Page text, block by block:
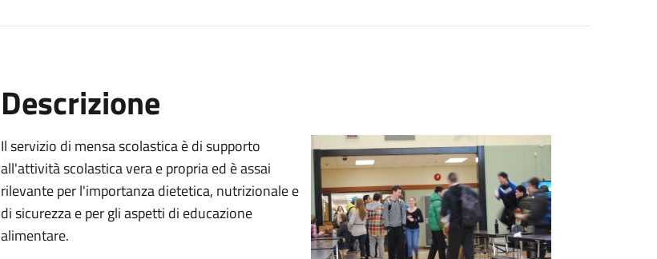
Descrizione
Il servizio di mensa scolastica è di supporto
all'attività scolastica vera e propria ed è assai
rilevante per l'importanza dietetica, nutrizionale e
di sicurezza e per gli aspetti di educazione
alimentare.